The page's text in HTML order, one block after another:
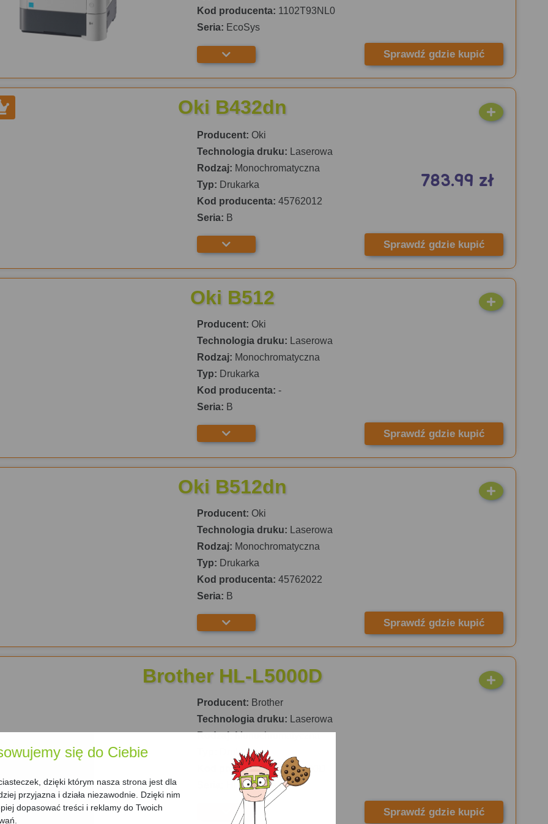
się do Ciebie
dzięki którym nasza strona jest dla
przyjazna i działa niezawodnie. Dzięki nim
dopasować treści i reklamy do Twoich
Kod producenta: 1102T93NL0
Seria: EcoSys
Sprawdź gdzie kupić
Oki B432dn
Producent: Oki
Technologia druku: Laserowa
Rodzaj: Monochromatyczna
Typ: Drukarka
Kod producenta: 45762012
Seria: B
783.99 zł
Sprawdź gdzie kupić
Oki B512
Producent: Oki
Technologia druku: Laserowa
Rodzaj: Monochromatyczna
Typ: Drukarka
Kod producenta: -
Seria: B
Sprawdź gdzie kupić
Oki B512dn
Producent: Oki
Technologia druku: Laserowa
Rodzaj: Monochromatyczna
Typ: Drukarka
Kod producenta: 45762022
Seria: B
Sprawdź gdzie kupić
Brother HL-L5000D
Producent: Brother
Technologia druku: Laserowa
Rodzaj:Monochromatyczna
Drukarka
Kod producenta:HLL5000D
HL L Series
Sprawdź gdzie kupić